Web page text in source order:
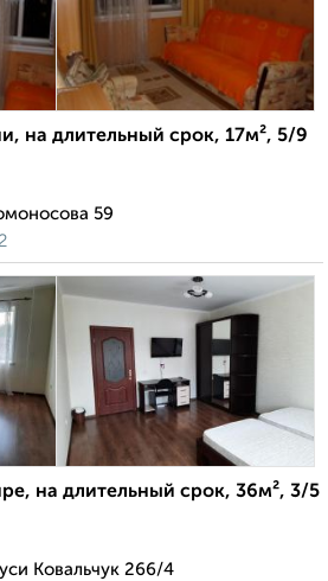
на длительный срок, 17м², 5/9
59
на длительный срок, 36м², 3/5
Ковальчук 266/4